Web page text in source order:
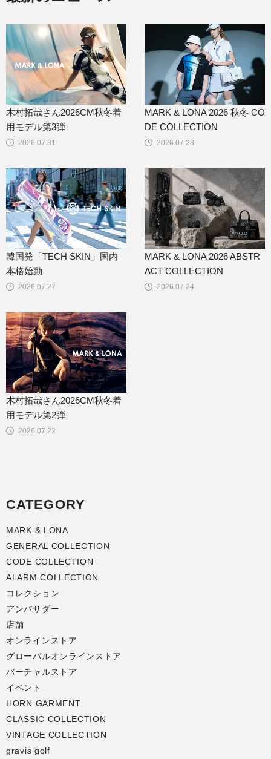
2026.07.31
木村拓哉さん2026CM秋冬着
用モデル第3弾
2026.07.28
MARK & LONA 2026 秋冬 CO
DE COLLECTION
2026.07.27
韓国発「TECH SKIN」国内
本格始動
2026.07.24
MARK & LONA 2026 ABSTR
ACT COLLECTION
2026.07.22
木村拓哉さん2026CM秋冬着
用モデル第2弾
CATEGORY
MARK & LONA
GENERAL COLLECTION
CODE COLLECTION
ALARM COLLECTION
コレクション
アンバサダー
店舗
オンラインストア
グローバルオンラインストア
バーチャルストア
イベント
HORN GARMENT
CLASSIC COLLECTION
VINTAGE COLLECTION
gravis golf